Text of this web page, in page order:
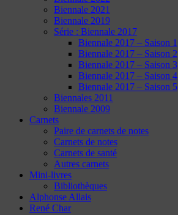
Biennale 2021
Biennale 2019
Série : Biennale 2017
Biennale 2017 – Saison 1
Biennale 2017 – Saison 2
Biennale 2017 – Saison 3
Biennale 2017 – Saison 4
Biennale 2017 – Saison 5
Biennales 2011
Biennale 2009
Carnets
Paire de carnets de notes
Carnets de notes
Carnets de santé
Autres carnets
Mini-livres
Bibliothèques
Alphonse Allais
René Char